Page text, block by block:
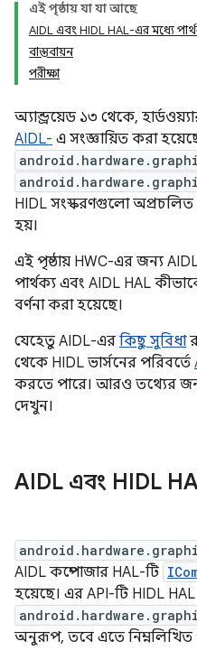
এই পৃষ্ঠায় যা যা আছে
AIDL এবং HIDL HAL-এর মধ্যে
বাস্তবায়ন
পরীক্ষা
অ্যান্ড্রয়েড ১৩ থেকে,
AIDL- এ সংজ্ঞায়িত করা
HIDL সংস্করণগুলো
হয়।
এই পৃষ্ঠায় HWC-এর জন্য
পার্থক্য এবং AIDL HAL
বর্ণনা করা হয়েছে।
যেহেতু AIDL-এর কিছু সুবিধা
থেকে HIDL ভার্সনের পরিবর্তে
করতে পারে। আরও তথ্যের
দেখুন।
AIDL এবং HIDL
AIDL কম্পোজার HAL-টি
হয়েছে। এর API-টি HIDL HAL
অনুরূপ, তবে এতে নিম্নলিখিত